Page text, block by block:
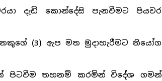
දැඩි කොන්දේසි පැනවීමට පියවර
(3) ඇප මත මුදාහැරීමට නියෝග
පිටවීම තහනම් කරමින් විදේශ ගමන්